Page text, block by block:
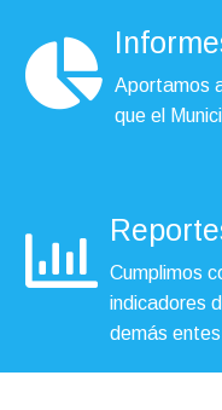
Aportamos
que el
Cumplimos
indicadores
demás